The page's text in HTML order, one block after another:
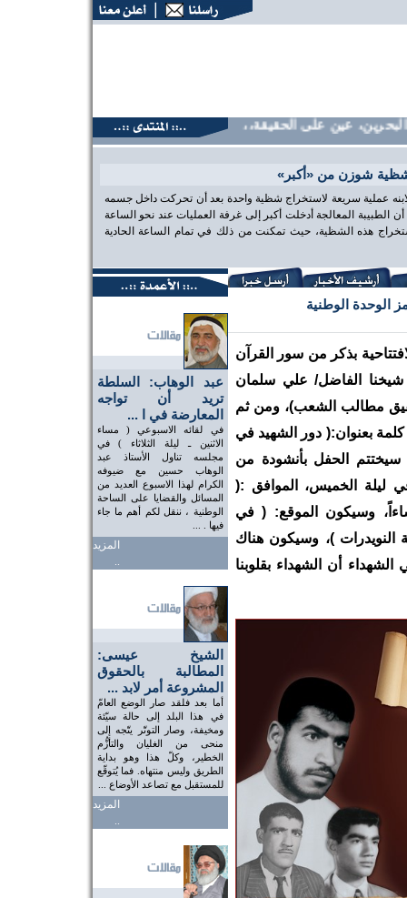
عين على الحقيقة،، منتديات البحرين، عين على
شوزن من «أكبر»
عملية سريعة لاستخراج شظية واحدة بعد أن تحركت داخل جسمه
المعالجة أدخلت أكبر إلى غرفة العمليات عند نحو الساعة
هذه الشظية، حيث تمكنت من ذلك في تمام الساعة الحادية
عبد الوهاب: السلطة
تريد أن تواجه
المعارضة في ا ...
في لقائه الاسبوعي ( مساء
الاثنين ـ ليلة الثلاثاء ) في
مجلسه تناول الأستاذ عبد
الوهاب حسين مع ضيوفه
الكرام لهذا الاسبوع العديد من
المسائل والقضايا على الساحة
الوطنية ، ننقل لكم أهم ما جاء
فيها . ...
المزيد
..
الشيخ عيسى:
المطالبة بالحقوق
المشروعة أمر لابد ...
أما بعد فلقد صار الوضع العامّ
في هذا البلد إلى حالة سيّئة
ومخيفة، وصار التوتّر يتّجه إلى
منحى من الغليان والتأزُّم
الخطير، وكلّ هذا وهو بداية
الطريق وليس منتهاه. فما يُتوقّع
للمستقبل مع تصاعد الأوضاع ...
المزيد
..
الوحدة الوطنية
بذكر من سور القرآن
الفاضل/ علي سلمان
مطالب الشعب)، ومن ثم
بعنوان:( دور الشهيد في
الحفل بأنشودة من
ليلة الخميس، الموافق :(
مساءاً، وسيكون الموقع: ( في
النويدرات )، وسيكون هناك
أن الشهداء بقلوبنا